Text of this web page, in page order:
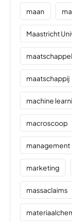
maan
Maastricht
maatschappij
machine
macroscoop
management
marketing
massaclaims